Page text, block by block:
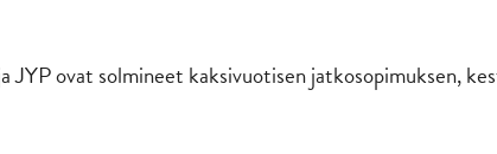
JYP ovat solmineet kaksivuotisen jatkosopimuksen,